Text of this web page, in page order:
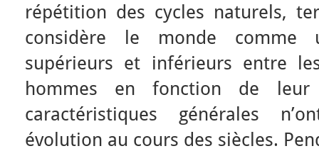
répétition des cycles naturels,
considère le monde comme
supérieurs et inférieurs entre
hommes en fonction de
caractéristiques générales
évolution au cours des siècles.